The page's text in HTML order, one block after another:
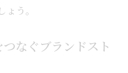
う。
なぐブランドスト